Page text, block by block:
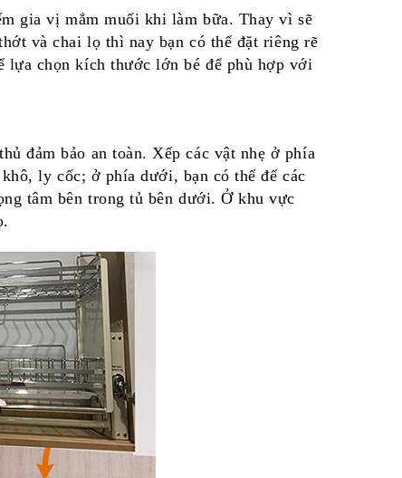
gia vị mắm muối khi làm bữa. Thay vì sẽ
và chai lọ thì nay bạn có thể đặt riêng rẽ
lựa chọn kích thước lớn bé để phù hợp với
đảm bảo an toàn. Xếp các vật nhẹ ở phía
ly cốc; ở phía dưới, bạn có thể để các
tâm bên trong tủ bên dưới. Ở khu vực